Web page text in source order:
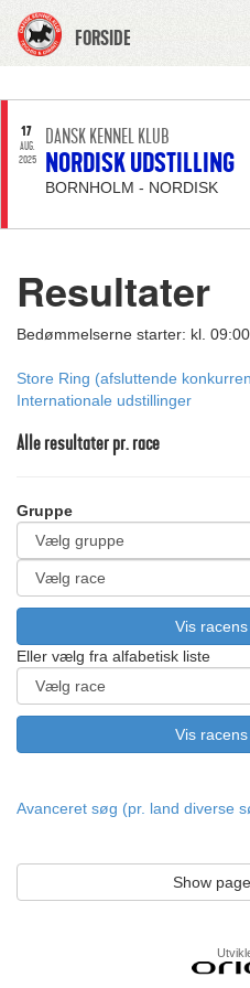
FORSIDE
17
AUG.
2025
DANSK KENNEL KLUB
NORDISK UDSTILLING
BORNHOLM - NORDISK
Resultater
Bedømmelserne starter: kl. 09:00
Store Ring (afsluttende
Internationale udstillinger
Alle resultater pr. race
Gruppe
Eller vælg fra alfabetisk liste
Avanceret søg (pr. land diverse
Show